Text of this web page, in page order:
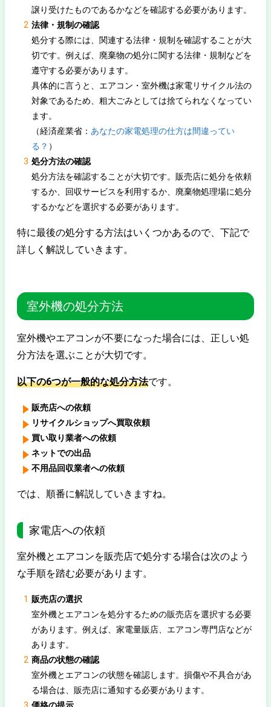
譲り受けたものであるかなどを確認する必要があります。
法律・規制の確認
処分する際には、関連する法律・規制を確認することが大
切です。例えば、廃棄物の処分に関する法律・規制などを
遵守する必要があります。
具体的に言うと、エアコン・室外機は家電リサイクル法の
対象であるため、粗大ごみとしては捨てられなくなってい
ます。
（経済産業省： あなたの家電処理の仕方は間違ってい
る？ ）
処分方法の確認
処分方法を確認することが大切です。販売店に処分を依頼
するか、回収サービスを利用するか、廃棄物処理場に処分
するかなどを選択する必要があります。
特に最後の処分する方法はいくつかあるので、下記で
詳しく解説していきます。
室外機の処分方法
室外機やエアコンが不要になった場合には、正しい処
分方法を選ぶことが大切です。
以下の6つが一般的な処分方法です。
販売店への依頼
リサイクルショップへ買取依頼
買い取り業者への依頼
ネットでの出品
不用品回収業者への依頼
では、順番に解説していきますね。
家電店への依頼
室外機とエアコンを販売店で処分する場合は次のよう
な手順を踏む必要があります。
販売店の選択
室外機とエアコンを処分するための販売店を選択する必要
があります。例えば、家電量販店、エアコン専門店などが
あります。
商品の状態の確認
室外機とエアコンの状態を確認します。損傷や不具合があ
る場合は、販売店に通知する必要があります。
価格の提示